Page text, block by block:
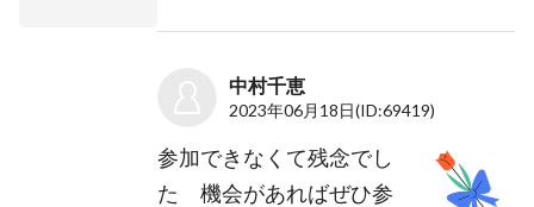
中村千恵
2023年06月18日(ID:69419)
参加できなくて残念でし
た 機会があればぜひ参